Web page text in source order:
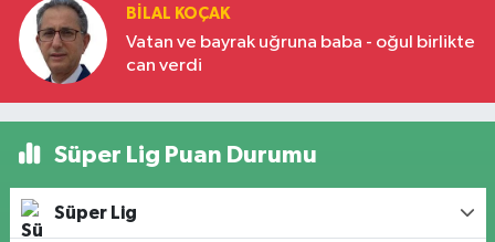
BILAL KOÇAK
Vatan ve bayrak uğruna baba - oğul birlikte
can verdi
Süper Lig Puan Durumu
Süper Lig